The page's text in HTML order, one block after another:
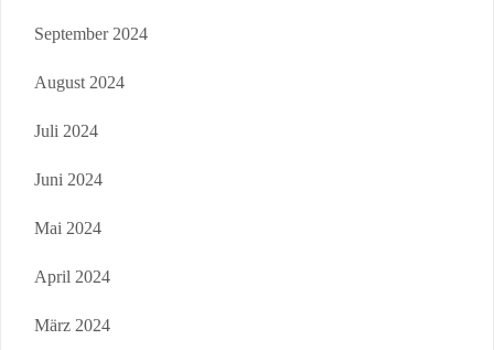
September 2024
August 2024
Juli 2024
Juni 2024
Mai 2024
April 2024
März 2024